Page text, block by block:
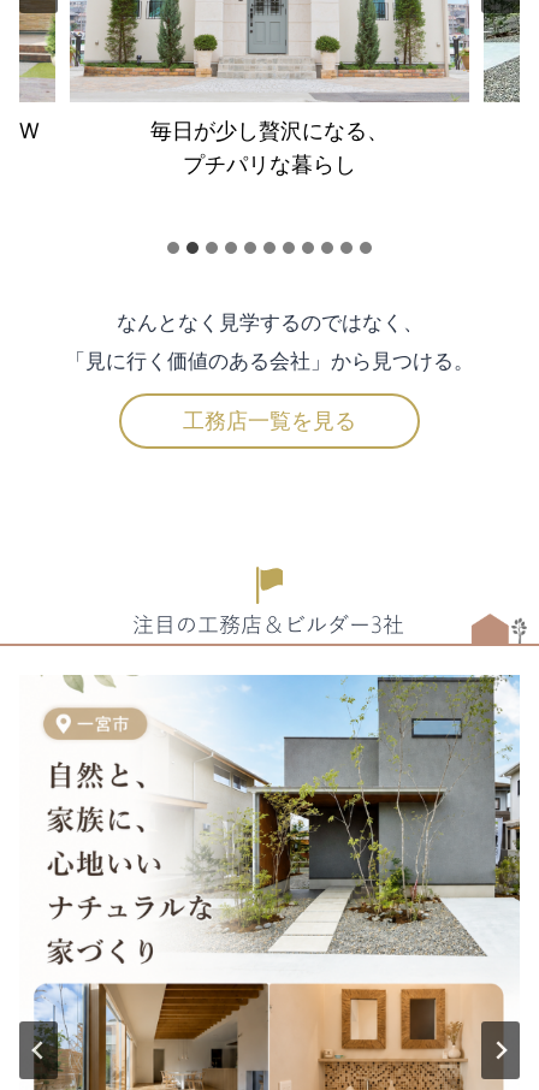
W
毎日が少し贅沢になる、
プチパリな暮らし
なんとなく見学するのではなく、
「見に行く価値のある会社」から見つける。
工務店一覧を見る
注目の工務店＆ビルダー3社